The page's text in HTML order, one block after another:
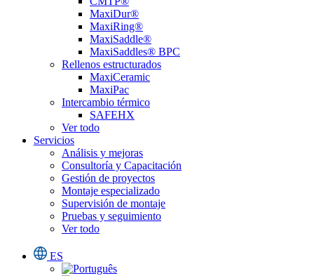
MaxiDur®
MaxiRing®
MaxiSaddle®
MaxiSaddles® BPC
Rellenos estructurados
MaxiCeramic
MaxiPac
Intercambio térmico
SAFEHX
Ver todo
Servicios
Análisis y mejoras
Consultoría y Capacitación
Gestión de proyectos
Montaje especializado
Supervisión de montaje
Pruebas y seguimiento
Ver todo
ES